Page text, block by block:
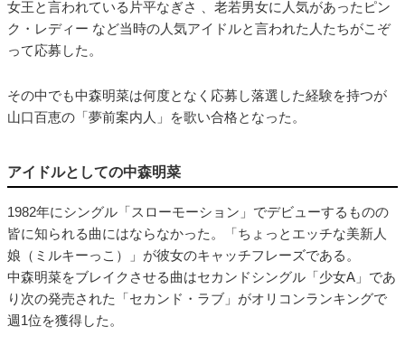
女王と言われている片平なぎさ 、老若男女に人気があったピン
ク・レディー など当時の人気アイドルと言われた人たちがこぞ
って応募した。
その中でも中森明菜は何度となく応募し落選した経験を持つが
山口百恵の「夢前案内人」を歌い合格となった。
アイドルとしての中森明菜
1982年にシングル「スローモーション」でデビューするものの
皆に知られる曲にはならなかった。「ちょっとエッチな美新人
娘（ミルキーっこ）」が彼女のキャッチフレーズである。
中森明菜をブレイクさせる曲はセカンドシングル「少女A」であ
り次の発売された「セカンド・ラブ」がオリコンランキングで
週1位を獲得した。